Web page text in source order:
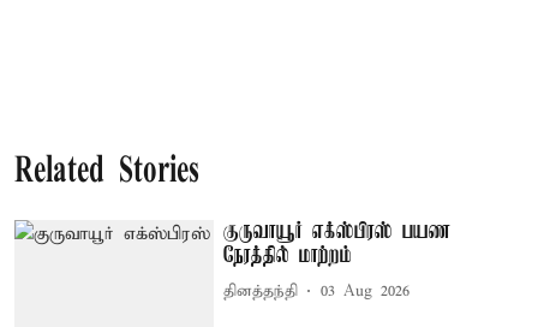
Related Stories
குருவாயூர் எக்ஸ்பிரஸ் பயண
நேரத்தில் மாற்றம்
தினத்தந்தி 03 Aug 2026